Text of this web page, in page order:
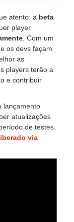
atento: a beta
player
. Com um
os devs façam
as
players terão a
e contribuir
lançamento
atualizações
de testes.
via